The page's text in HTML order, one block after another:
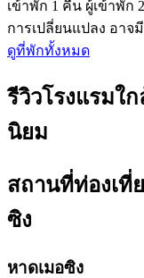
เข้าพัก 1 คืน ผู้เข้าพัก
การเปลี่ยนแปลง อาจ
ดูที่พักทั้งหมด
รีวิวโรงแรมใ
นิยม
สถานที่ท่องเที่
ซิง
หาดเมอซิง